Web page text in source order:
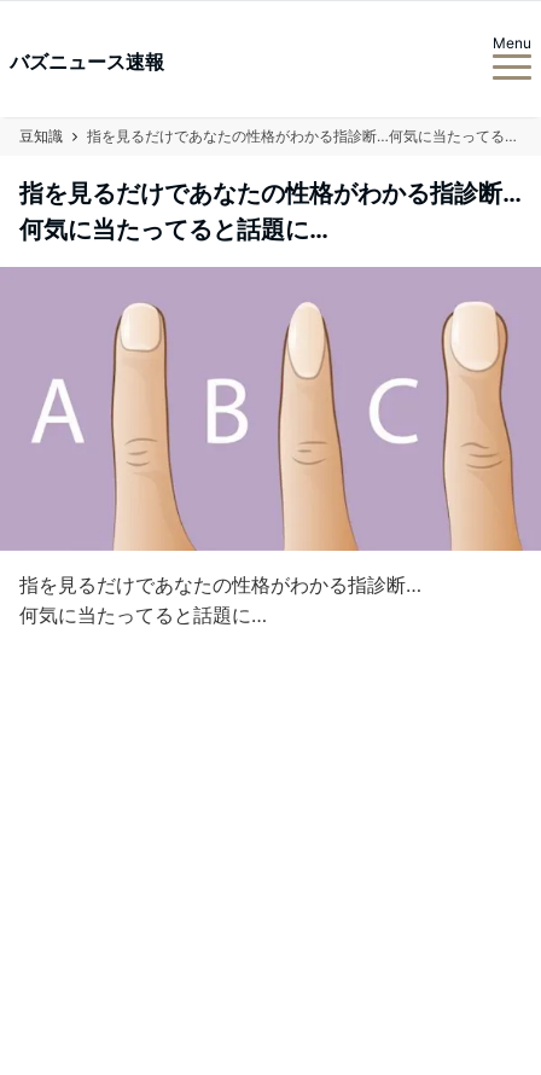
バズニュース速報
Menu
豆知識 指を見るだけであなたの性格がわかる指診断…何気に当たってると話題に…
指を見るだけであなたの性格がわかる指診断…
何気に当たってると話題に…
指を見るだけであなたの性格がわかる指診断…
何気に当たってると話題に…